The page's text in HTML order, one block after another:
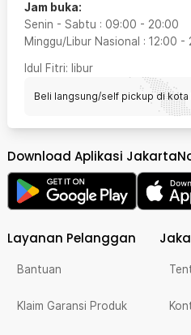
Jam buka:
Senin - Sabtu : 09:00 - 20:00
Minggu/Libur Nasional : 12:00 -
Idul Fitri: libur
Beli langsung/self pickup di kota
Download Aplikasi
Layanan Pelanggan
Bantuan
Klaim Garansi Produk